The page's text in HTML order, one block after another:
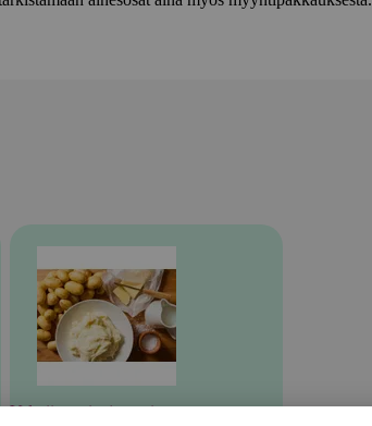
Valmiit ateriat ja aterian osat